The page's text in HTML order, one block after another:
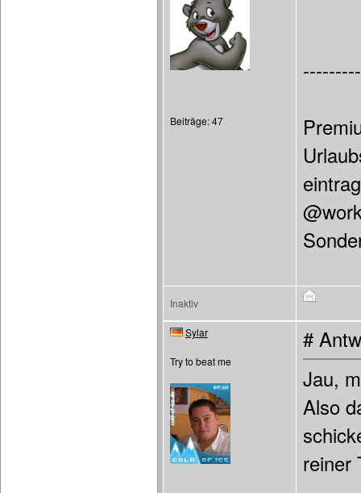
Beiträge: 47
Inaktiv
Sylar
Try to beat me
#
Jau,
Also
reiner